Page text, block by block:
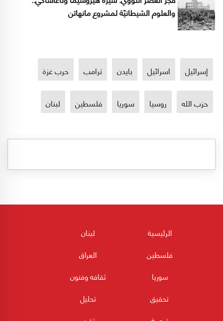
والعلوم الشيطانيّة لمشروع مانهاتن
إسرائيل اسرائيل بايدن ترامب حرب غزة
حزب الله روسيا سوريا فلسطين لبنان
الرئيسية
لبنان
فلسطين
العراق
سوريا
ثقافه وفنون
تحقيق
تحليل